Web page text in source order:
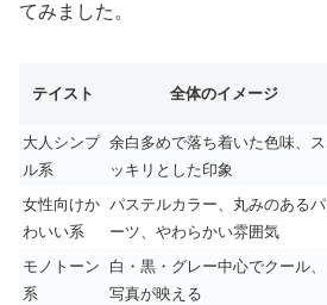
てみました。
テイスト 全体のイメージ
大人シンプ
ル系
余白多めで落ち着いた色味、ス
ッキリとした印象
女性向けか
わいい系
パステルカラー、丸みのあるパ
ーツ、やわらかい雰囲気
モノトーン
系
白・黒・グレー中心でクール、
写真が映える